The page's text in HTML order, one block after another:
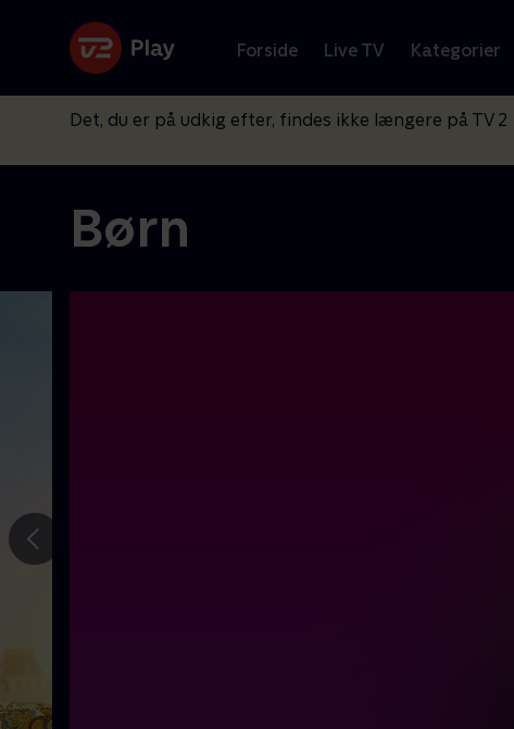
Forside Live TV Kategorier
Det, du er på udkig efter, findes ikke længere på TV
Børn
Gå til